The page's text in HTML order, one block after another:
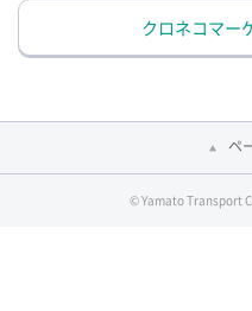
クロネコマー
ペ
© Yamato Transport